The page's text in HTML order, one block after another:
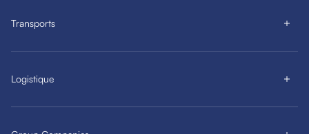
Transports
Logistique